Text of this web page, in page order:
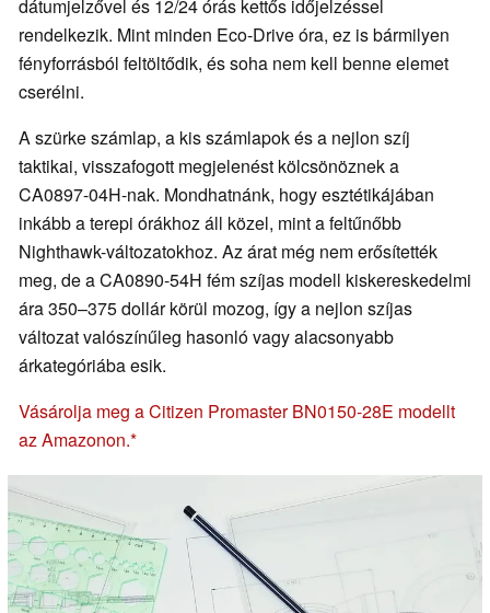
dátumjelzővel és 12/24 órás kettős időjelzéssel
rendelkezik. Mint minden Eco-Drive óra, ez is bármilyen
fényforrásból feltöltődik, és soha nem kell benne elemet
cserélni.
A szürke számlap, a kis számlapok és a nejlon szíj
taktikai, visszafogott megjelenést kölcsönöznek a
CA0897-04H-nak. Mondhatnánk, hogy esztétikájában
inkább a terepi órákhoz áll közel, mint a feltűnőbb
Nighthawk-változatokhoz. Az árat még nem erősítették
meg, de a CA0890-54H fém szíjas modell kiskereskedelmi
ára 350–375 dollár körül mozog, így a nejlon szíjas
változat valószínűleg hasonló vagy alacsonyabb
árkategóriába esik.
Vásárolja meg a Citizen Promaster BN0150-28E modellt
az Amazonon.